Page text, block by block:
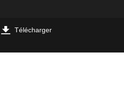
Télécharger